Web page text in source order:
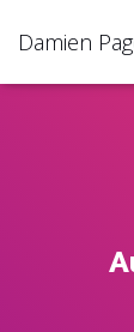
Damien